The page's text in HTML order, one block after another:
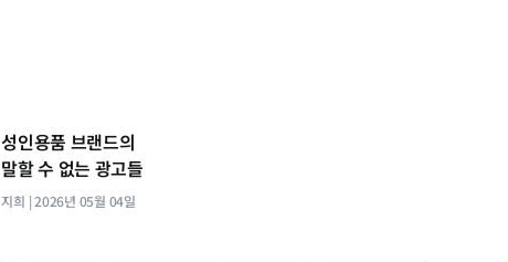
성인용품 브랜드의
말할 수 없는 광고들
지희 2026년 05월 04일